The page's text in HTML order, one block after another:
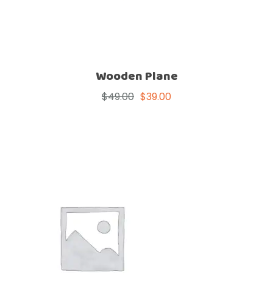
Wooden Plane
$49.00 $39.00